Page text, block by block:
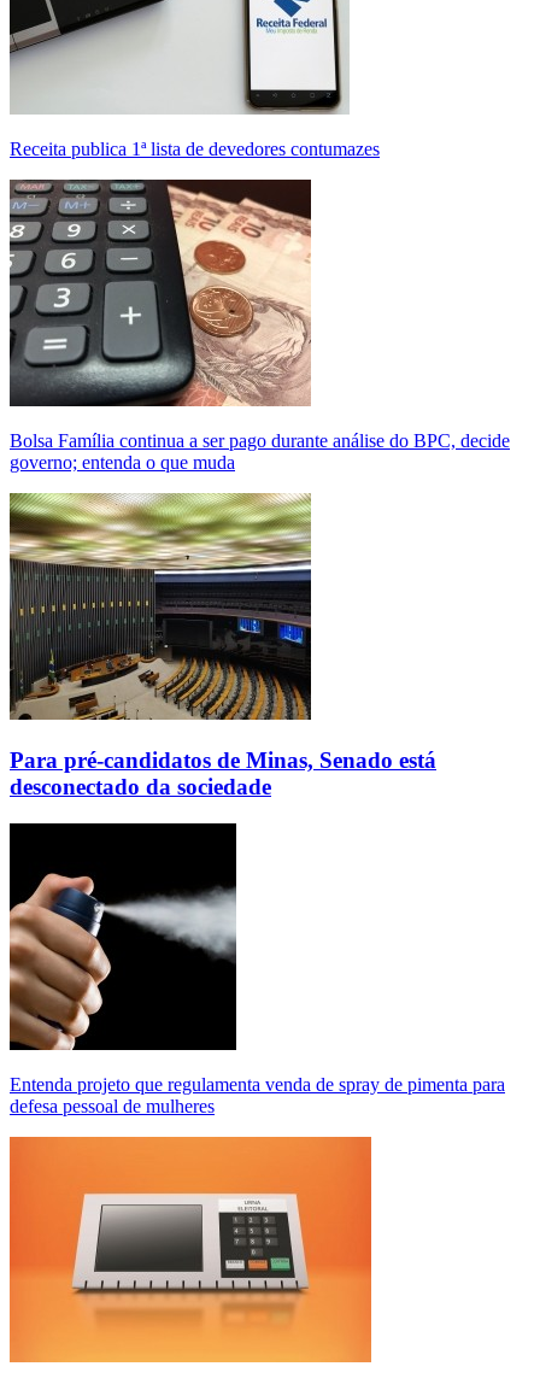
Receita publica 1ª lista de devedores contumazes
Bolsa Família continua a ser pago durante análise do BPC, decide
governo; entenda o que muda
Para pré-candidatos de Minas, Senado está
desconectado da sociedade
Entenda projeto que regulamenta venda de spray de pimenta para
defesa pessoal de mulheres